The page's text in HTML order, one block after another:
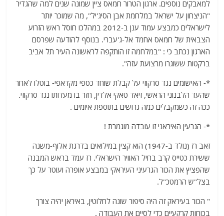
למאבקים נוספים. ארגון הטרור חמאס ציין שמונה שנים למה שהגדיר
"הניצחון על ישראל במלחמת אבן הסיג'יל", מה שמוכר יותר
לישראלים כמבצע עמוד ענן ב-2012 במהלכו חוסל ראש הזרוע
הצבאית של חמאס אחמד אל-ג'עברי. בנוסף להודעה שפרסם
הארגון נכתב כי : "במלחמה זו הותקפה לראשונה העיר תל אביב
ברקטות ששוגרו מרצועת עזה".
*- האישומים נגד סרקוזי על קבלת שוחד כספי מקדאפי- בוטלו לאחר
שהעד הלבנוני הראשי, זיאד טאקי אלדין, חזר בו מעדותו נגד סרקוזי.
ככה זה כשמקבלים כמה גרושים בתוספת איומים .
*- הגרעין האיראני זו עובדה מוגמרת !
זאב רז (נולד ב-1947) הוא קצין במילואים בדרגת אלוף-משנה
ששירת כטייס קרב בחיל האוויר הישראלי. רז עמד בראש המבנה
שהפציץ את הכור הגרעיני העיראקי במבצע אופרה ועוטר על כך
בצל"ש הרמטכ"ל.
" הכור בעיראק זה היה סיפור שונה לחלוטין, באיראן יהיה צורך
בכוחות קרקעיים כדי לסיים את העבודה .